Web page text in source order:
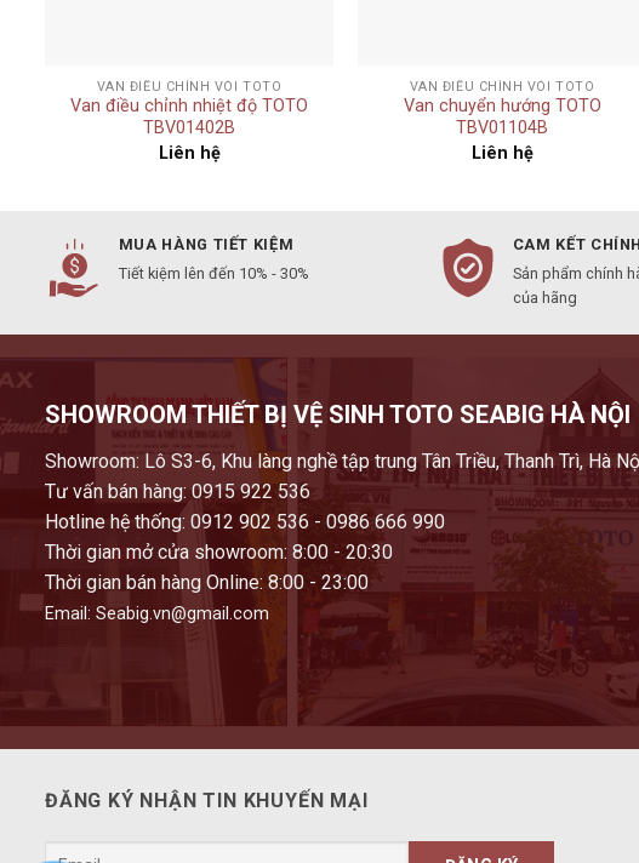
VAN ĐIỀU CHỈNH VÒI TOTO
Van điều chỉnh nhiệt độ TOTO
TBV01402B
Liên hệ
VAN ĐIỀU CHỈNH VÒI TOTO
Van chuyển hướng TOTO
TBV01104B
Liên hệ
MUA HÀNG TIẾT KIỆM
Tiết kiệm lên đến 10% - 30%
CAM KẾT
Sản phẩm chính
của hãng
SHOWROOM THIẾT BỊ VỆ SINH TOTO SEABIG HÀ NỘI
Showroom: Lô S3-6, Khu làng nghề tập trung Tân Triều, Thanh Trì, Hà
Tư vấn bán hàng: 0915 922 536
Hotline hệ thống: 0912 902 536 - 0986 666 990
Thời gian mở cửa showroom: 8:00 - 20:30
Thời gian bán hàng Online: 8:00 - 23:00
Email: Seabig.vn@gmail.com
ĐĂNG KÝ NHẬN TIN KHUYẾN MẠI